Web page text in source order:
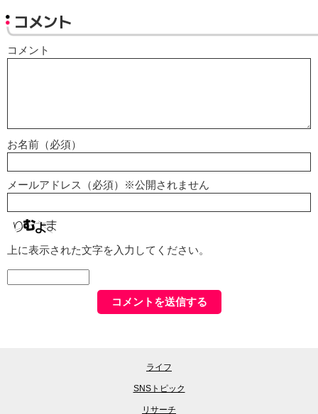
コメント
コメント
お名前（必須）
メールアドレス（必須）※公開されません
上に表示された文字を入力してください。
ライフ
SNSトピック
リサーチ